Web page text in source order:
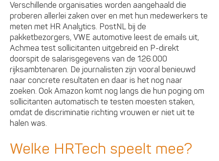
Verschillende organisaties worden aangehaald die
proberen allerlei zaken over en met hun medewerkers te
meten met HR Analytics. PostNL bij de
pakketbezorgers, VWE automotive leest de emails uit,
Achmea test sollicitanten uitgebreid en P-direkt
doorspit de salarisgegevens van de 126.000
rijksambtenaren. De journalisten zijn vooral benieuwd
naar concrete resultaten en daar is het nog naar
zoeken. Ook Amazon komt nog langs die hun poging om
sollicitanten automatisch te testen moesten staken,
omdat de discriminatie richting vrouwen er niet uit te
halen was.
Welke HRTech speelt mee?